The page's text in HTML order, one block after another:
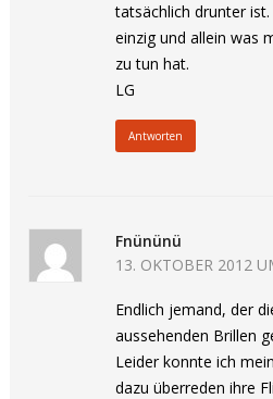
tatsächlich drunter
einzig und allein was
zu tun hat.
LG
Antworten
Fnününü
13. OKTOBER 2012
Endlich jemand, der
aussehenden Brillen
Leider konnte ich
dazu überreden ihre